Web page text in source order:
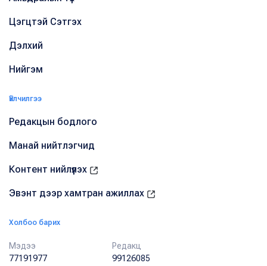
Цэгцтэй Сэтгэх
Дэлхий
Нийгэм
Үйлчилгээ
Редакцын бодлого
Манай нийтлэгчид
Контент нийлүүлэх
Эвэнт дээр хамтран ажиллах
Холбоо барих
Мэдээ
77191977
Редакц
99126085